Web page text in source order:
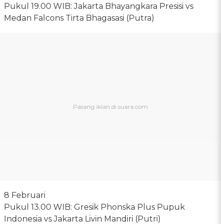
Pukul 19.00 WIB: Jakarta Bhayangkara Presisi vs
Medan Falcons Tirta Bhagasasi (Putra)
8 Februari
Pukul 13.00 WIB: Gresik Phonska Plus Pupuk
Indonesia vs Jakarta Livin Mandiri (Putri)